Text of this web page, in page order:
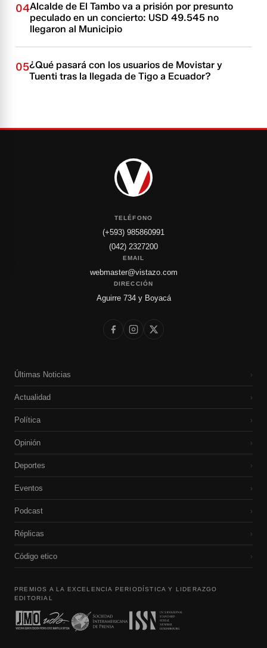
04Alcalde de El Tambo va a prisión por presunto
peculado en un concierto: USD 49.545 no
llegaron al Municipio
05¿Qué pasará con los usuarios de Movistar y
Tuenti tras la llegada de Tigo a Ecuador?
TELÉFONO
(+593) 985860991
(042) 2327200
EMAIL
webmaster@vistazo.com
DIRECCIÓN
Aguirre 734 y Boyacá
Últimas Noticias ›
Actualidad ›
Política ›
Opinión ›
Deportes ›
Eventos ›
Podcast ›
Réplicas ›
Código etico ›
PREMIOS A LA EXCELENCIA PERIODÍSTICA Y LIDERAZGO
EDITORIAL